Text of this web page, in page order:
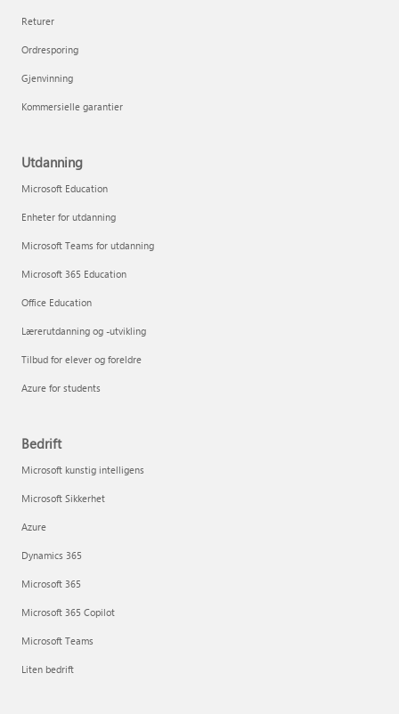
Returer
Ordresporing
Gjenvinning
Kommersielle garantier
Utdanning
Microsoft Education
Enheter for utdanning
Microsoft Teams for utdanning
Microsoft 365 Education
Office Education
Lærerutdanning og -utvikling
Tilbud for elever og foreldre
Azure for students
Bedrift
Microsoft kunstig intelligens
Microsoft Sikkerhet
Azure
Dynamics 365
Microsoft 365
Microsoft 365 Copilot
Microsoft Teams
Liten bedrift